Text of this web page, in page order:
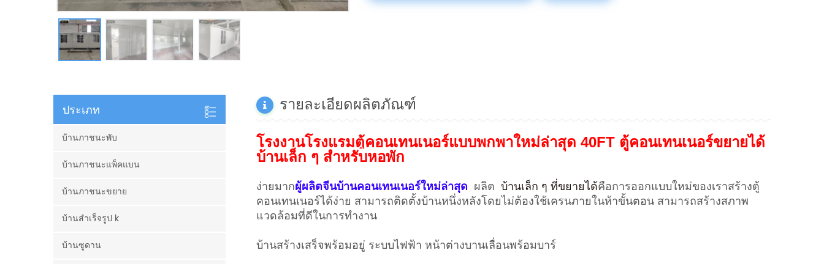
รายละเอียดผลิตภัณฑ์
โรงงานโรงแรมตู้คอนเทนเนอร์แบบพกพาใหม่ล่าสุด 40FT ตู้คอนเทนเนอร์ขยายได้
บ้านเล็ก ๆ สำหรับหอพัก
ง่ายมากผู้ผลิตจีนบ้านคอนเทนเนอร์ใหม่ล่าสุด ผลิต บ้านเล็ก ๆ ที่ขยายได้คือการออกแบบใหม่ของเราสร้างตู้
คอนเทนเนอร์ได้ง่าย สามารถติดตั้งบ้านหนึ่งหลังโดยไม่ต้องใช้เครนภายในห้าขั้นตอน สามารถสร้างสภาพ
แวดล้อมที่ดีในการทำงาน
บ้านสร้างเสร็จพร้อมอยู่ ระบบไฟฟ้า หน้าต่างบานเลื่อนพร้อมบาร์
ประเภท
บ้านภาชนะพับ
บ้านภาชนะแพ็คแบน
บ้านภาชนะขยาย
บ้านสำเร็จรูป k
บ้านซูดาน